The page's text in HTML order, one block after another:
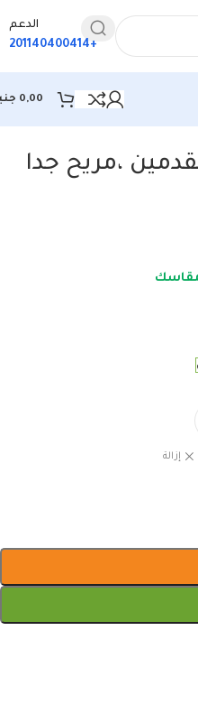
الدعم
+201140400414
0,00
،مريح جدا
مقاسك
إزالة